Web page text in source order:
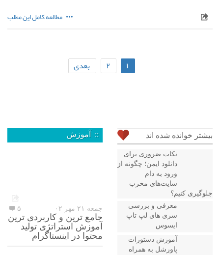
مطالعه کامل این مطلب
۱ ۲ بعدی
بیشتر خوانده شده اند
نکات ضروری برای
دانلود ایمن؛ چگونه از
ورود به دام
سایت‌های مخرب
جلوگیری کنیم؟
معرفی و بررسی
سری های لپ تاپ
ایسوس
آموزش دستورات
پاورشل به همراه
:: آموزش
جمعه ۲۱ مهر ۰۲ ۵
جامع ترین و کاربردی ترین
آموزش استراتژی تولید
محتوا در اینستاگرام